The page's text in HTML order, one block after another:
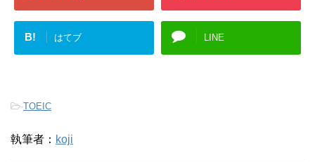
B! はてブ LINE
-TOEIC
執筆者： koji